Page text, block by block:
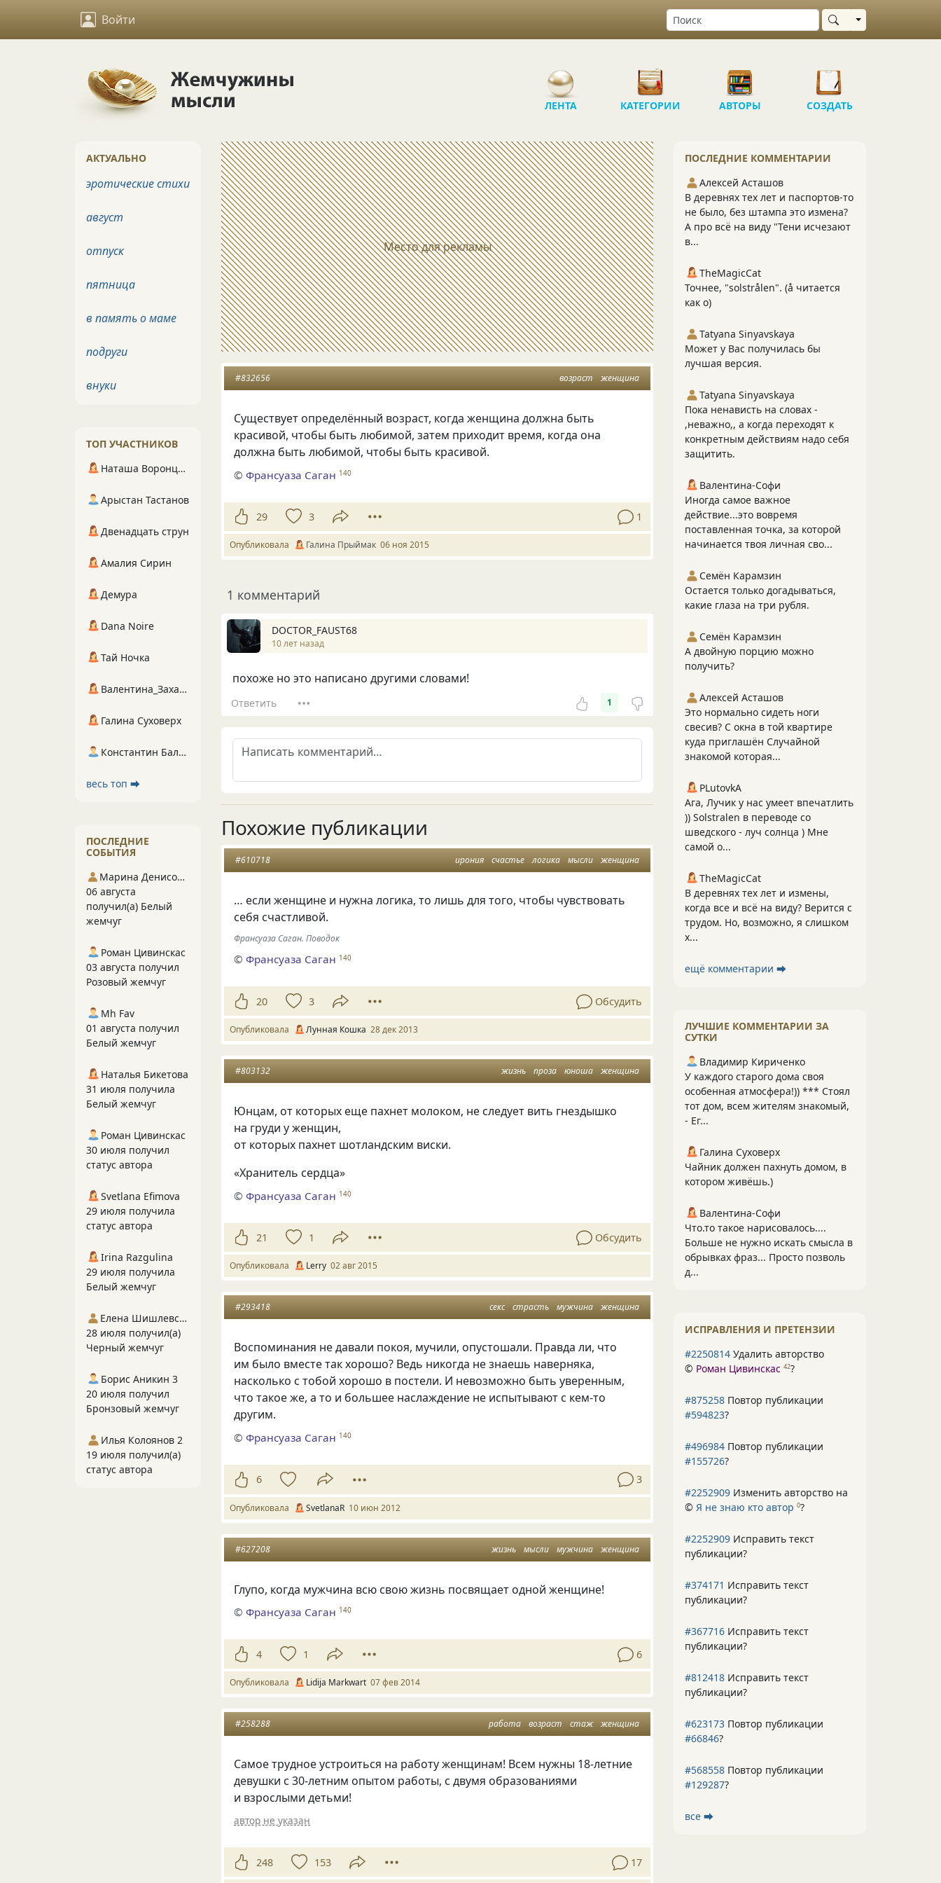
Войти Выбрать область
ЛЕНТА КАТЕГОРИИ АВТОРЫ СОЗДАТЬ
Место для рекламы
возраст женщина
#832656
Существует определённый возраст, когда женщина должна быть
красивой, чтобы быть любимой, затем приходит время, когда она
должна быть любимой, чтобы быть красивой.
©Франсуаза Саган 140
29 3 1
Опубликовала Галина Прыймак 06 ноя 2015
1 комментарий
DOCTOR_FAUST68
10 лет назад
похоже но это написано другими словами!
Ответить 1
Похожие публикации
ирония счастье логика мысли женщина
#610718
… если женщине и нужна логика, то лишь для того, чтобы чувствовать
себя счастливой.
Франсуаза Саган. Поводок
©Франсуаза Саган 140
20 3 Обсудить
Опубликовала Лунная Кошка 28 дек 2013
жизнь проза юноша женщина
#803132
Юнцам, от которых еще пахнет молоком, не следует вить гнездышко
на груди у женщин,
от которых пахнет шотландским виски.
«Хранитель сердца»
©Франсуаза Саган 140
21 1 Обсудить
Опубликовала Lerry 02 авг 2015
секс страсть мужчина женщина
#293418
Воспоминания не давали покоя, мучили, опустошали. Правда ли, что
им было вместе так хорошо? Ведь никогда не знаешь наверняка,
насколько с тобой хорошо в постели. И невозможно быть уверенным,
что такое же, а то и большее наслаждение не испытывают с кем-то
другим.
©Франсуаза Саган 140
6 3
Опубликовала SvetlanaR 10 июн 2012
жизнь мысли мужчина женщина
#627208
Глупо, когда мужчина всю свою жизнь посвящает одной женщине!
©Франсуаза Саган 140
4 1 6
Опубликовала Lidija Markwart 07 фев 2014
работа возраст стаж женщина
#258288
Самое трудное устроиться на работу женщинам! Всем нужны 18-летние
девушки с 30-летним опытом работы, с двумя образованиями
и взрослыми детьми!
автор не указан
248 153 17
ПОСЛЕДНИЕ КОММЕНТАРИИ
Алексей Асташов
В деревнях тех лет и паспортов-то
не было, без штампа это измена?
А про всё на виду "Тени исчезают
в...
TheMagicCat
Точнее, "solstrålen". (å читается
как о)
Tatyana Sinyavskaya
Может у Вас получилась бы
лучшая версия.
Tatyana Sinyavskaya
Пока ненависть на словах -
,неважно,, а когда переходят к
конкретным действиям надо себя
защитить.
Валентина-Софи
Иногда самое важное
действие...это вовремя
поставленная точка, за которой
начинается твоя личная сво...
Семён Карамзин
Остается только догадываться,
какие глаза на три рубля.
Семён Карамзин
А двойную порцию можно
получить?
Алексей Асташов
Это нормально сидеть ноги
свесив? С окна в той квартире
куда приглашён Случайной
знакомой которая...
PLutоvkА
Ага, Лучик у нас умеет впечатлить
)) Solstralen в переводе со
шведского - луч солнца ) Мне
самой о...
TheMagicCat
В деревнях тех лет и измены,
когда все и всё на виду? Верится с
трудом. Но, возможно, я слишком
х...
ещё комментарии ⮕
ЛУЧШИЕ КОММЕНТАРИИ ЗА
СУТКИ
Владимир Кириченко
У каждого старого дома своя
особенная атмосфера!)) *** Стоял
тот дом, всем жителям знакомый,
- Ег...
Галина Суховерх
Чайник должен пахнуть домом, в
котором живёшь.)
Валентина-Софи
Что.то такое нарисовалось....
Больше не нужно искать смысла в
обрывках фраз... Просто позволь
д...
ИСПРАВЛЕНИЯ И ПРЕТЕНЗИИ
#2250814 Удалить авторство
© Роман Цивинскас 42?
#875258 Повтор публикации
#594823?
#496984 Повтор публикации
#155726?
#2252909 Изменить авторство на
© Я не знаю кто автор 0?
#2252909 Исправить текст
публикации?
#374171 Исправить текст
публикации?
#367716 Исправить текст
публикации?
#812418 Исправить текст
публикации?
#623173 Повтор публикации
#66846?
#568558 Повтор публикации
#129287?
все ⮕
АКТУАЛЬНО
эротические стихи
август
отпуск
пятница
в память о маме
подруги
внуки
ТОП УЧАСТНИКОВ
Наташа Воронцова
Арыстан Тастанов
Двенадцать струн
Амалия Сирин
Демура
Dana Noire
Тай Ночка
Валентина_Захарова
Галина Суховерх
Константин Балухта
весь топ ⮕
ПОСЛЕДНИЕ
СОБЫТИЯ
Марина Денисова 5
06 августа
получил(а) Белый
жемчуг
Роман Цивинскас
03 августа получил
Розовый жемчуг
Mh Fav
01 августа получил
Белый жемчуг
Наталья Бикетова
31 июля получила
Белый жемчуг
Роман Цивинскас
30 июля получил
статус автора
Svetlana Efimova
29 июля получила
статус автора
Irina Razgulina
29 июля получила
Белый жемчуг
Елена Шишлевская
28 июля получил(а)
Черный жемчуг
Борис Аникин 3
20 июля получил
Бронзовый жемчуг
Илья Колоянов 2
19 июля получил(а)
статус автора